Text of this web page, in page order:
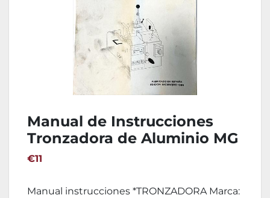
Manual de Instrucciones
Tronzadora de Aluminio MG
TL-302 Manual
€11
Manual instrucciones *TRONZADORA Marca: